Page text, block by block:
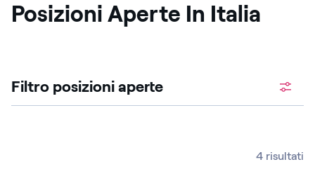
Posizioni Aperte In Italia
Filtro posizioni aperte ​
4 risultati